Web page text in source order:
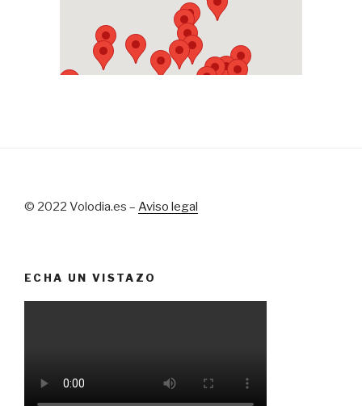
© 2022 Volodia.es – Aviso legal
ECHA UN VISTAZO